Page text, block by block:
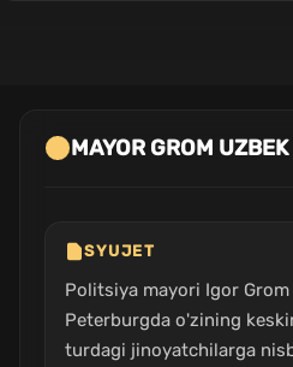
MAYOR GROM
SYUJET
Politsiya mayori Igor
Peterburgda o'zining
turdagi jinoyatchilarga